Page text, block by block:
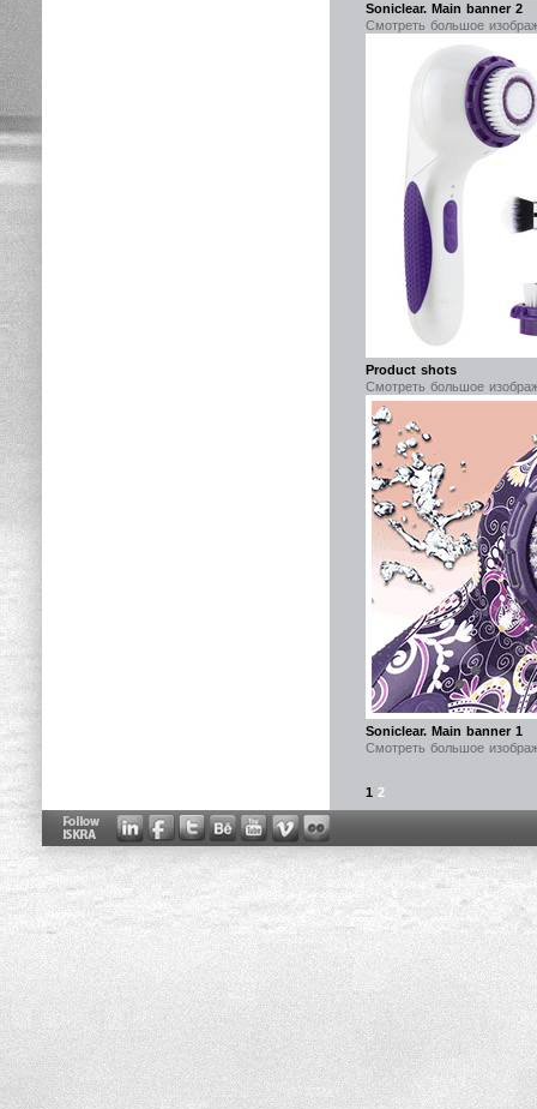
Soniclear. Main banner 2
Смотреть большое
Product shots
Смотреть большое
Soniclear. Main banner 1
Смотреть большое
1 2